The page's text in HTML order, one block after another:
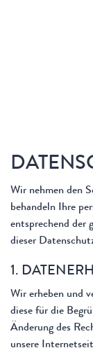
Wir nehmen den
behandeln Ihre
entsprechend der
dieser
1.
Wir erheben und
diese für die
Änderung des
unsere